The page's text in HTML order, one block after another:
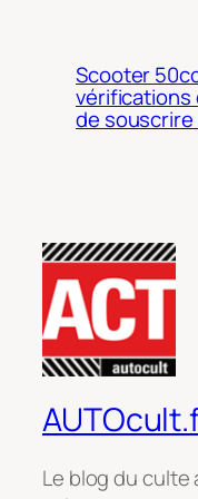
Scooter
vérifications
de
Le blog du